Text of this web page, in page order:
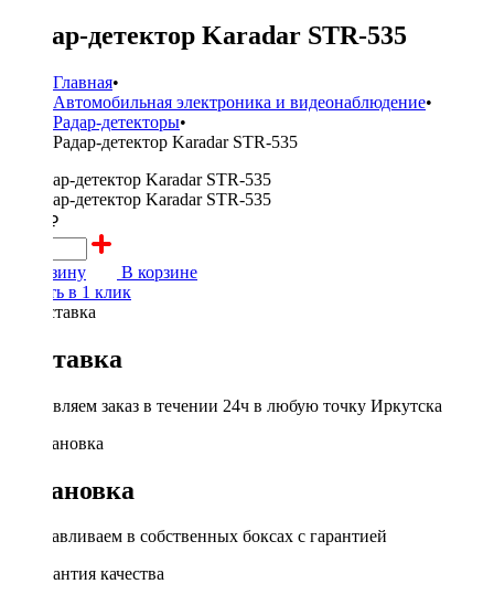
Радар-детектор Karadar STR-535
Главная•
Автомобильная электроника и видеонаблюдение•
Радар-детекторы•
Радар-детектор Karadar STR-535
5000 ₽
В корзину
В корзине
Купить в 1 клик
Доставка
Доставляем заказ в течении 24ч в любую точку Иркутска
Установка
Устанавливаем в собственных боксах с гарантией